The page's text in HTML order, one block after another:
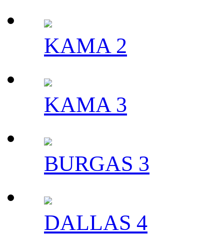
KAMA 2
KAMA 3
BURGAS 3
DALLAS 4